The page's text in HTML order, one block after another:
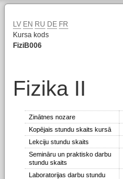
LV EN RU DE FR
Kursa kods
FiziB006
Fizika II
Zinātnes nozare
Kopējais stundu skaits kursā
Lekciju stundu skaits
Semināru un praktisko darbu
stundu skaits
Laboratorijas darbu stundu